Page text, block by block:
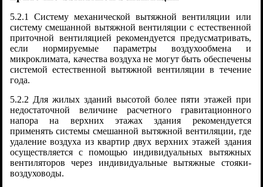
5.2.1 Систему механической вытяжной вентиляции или
систему смешанной вытяжной вентиляции с естественной
приточной вентиляцией рекомендуется предусматривать,
если нормируемые параметры воздухообмена и
микроклимата, качества воздуха не могут быть обеспечены
системой естественной вытяжной вентиляции в течение
года.
5.2.2 Для жилых зданий высотой более пяти этажей при
недостаточной величине расчетного гравитационного
напора на верхних этажах здания рекомендуется
применять системы смешанной вытяжной вентиляции, где
удаление воздуха из квартир двух верхних этажей здания
осуществляется с помощью индивидуальных вытяжных
вентиляторов через индивидуальные вытяжные стояки-
воздуховоды.